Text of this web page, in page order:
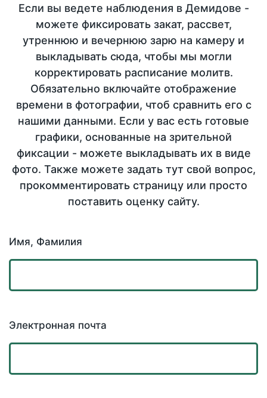
Если вы ведете наблюдения в Демидове -
можете фиксировать закат, рассвет,
утреннюю и вечернюю зарю на камеру и
выкладывать сюда, чтобы мы могли
корректировать расписание молитв.
Обязательно включайте отображение
времени в фотографии, чтоб сравнить его с
нашими данными. Если у вас есть готовые
графики, основанные на зрительной
фиксации - можете выкладывать их в виде
фото. Также можете задать тут свой вопрос,
прокомментировать страницу или просто
поставить оценку сайту.
Имя, Фамилия
Электронная почта